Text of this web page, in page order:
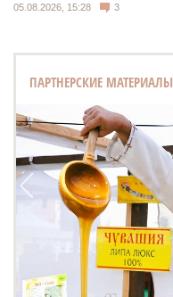
05.08.2026, 15:28 3
ПАРТНЕРСКИЕ МАТЕРИАЛЫ